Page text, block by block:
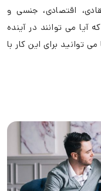
اقتصادی، جنسی و
می توانند در آینده
توانید برای این کار با